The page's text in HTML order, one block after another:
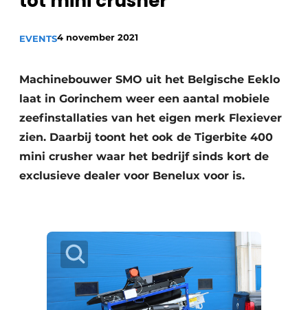
recyclingstroom in België
Video’s
Safety First
Kranen
Recyclinginstallaties
Detectieapparatuur
Persen
Uitrustingsstukken
Shredders
Transportbanden
EVENTS4 november 2021
Machinebouwer SMO uit het Belgische Eeklo
laat in Gorinchem weer een aantal mobiele
zeefinstallaties van het eigen merk Flexiever
zien. Daarbij toont het ook de Tigerbite 400
mini crusher waar het bedrijf sinds kort de
exclusieve dealer voor Benelux voor is.